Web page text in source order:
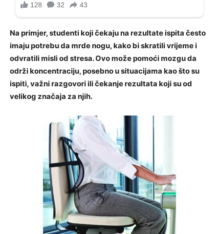
Na primjer, studenti koji čekaju na rezultate ispita često
imaju potrebu da mrde nogu, kako bi skratili vrijeme i
odvratili misli od stresa. Ovo može pomoći mozgu da
održi koncentraciju, posebno u situacijama kao što su
ispiti, važni razgovori ili čekanje rezultata koji su od
velikog značaja za njih.